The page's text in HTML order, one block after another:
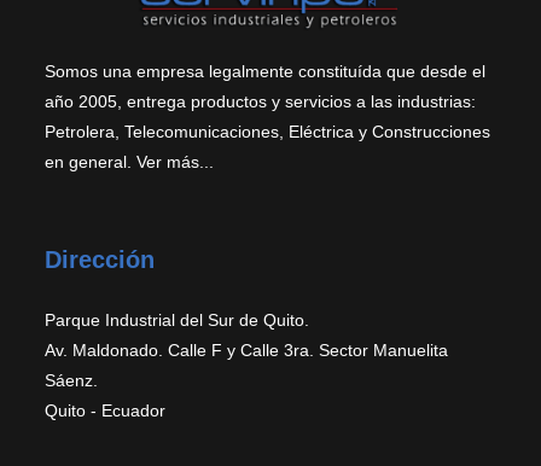
Somos una empresa legalmente constituída que desde el
año 2005, entrega productos y servicios a las industrias:
Petrolera, Telecomunicaciones, Eléctrica y Construcciones
en general.Ver más...
Dirección
Parque Industrial del Sur de Quito.
Av. Maldonado. Calle F y Calle 3ra. Sector Manuelita
Sáenz.
Quito - Ecuador